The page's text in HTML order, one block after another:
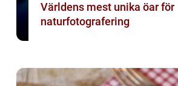
Världens mest unika öar för
naturfotografering